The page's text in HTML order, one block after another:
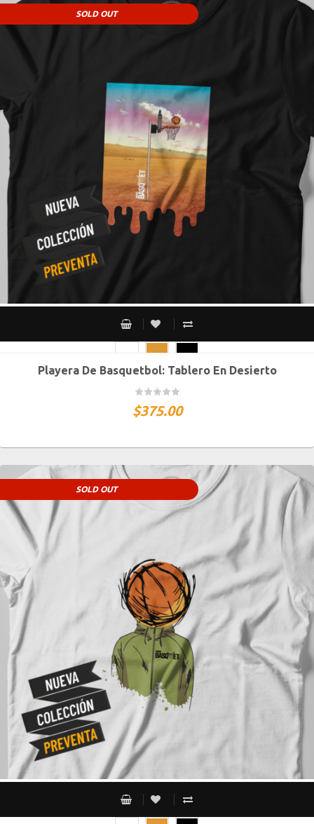
SOLD OUT
CH M G XG XXG
Playera De Basquetbol: Tablero En Desierto
$375.00
SOLD OUT